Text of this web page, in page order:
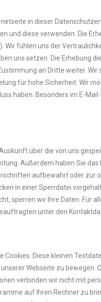
in dieser
und diese verwenden. Die
Wir fühlen uns der
uns setzen. Die Erhebung
an Dritte weiter.
für hohe Sicherheit. Wir
haben. Besonders im E-
über die von uns
Außerdem haben Sie
aufbewahrt oder
in einer Sperrdatei
sperren wir Ihre Daten. Für
unter den
Cookies. Diese kleinen
Webseite zu
verbinden wir nicht mit
auf Ihren Rechner zu